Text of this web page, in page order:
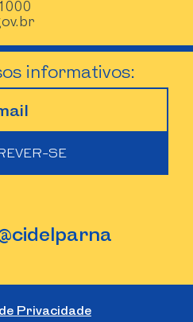
informativos:
Privacidade